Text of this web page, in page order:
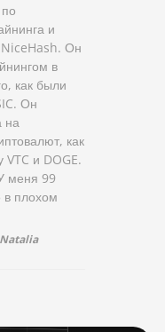
и
NiceHash. Он
в
как были
Он
на
как
VTC и DOGE.
меня 99
в плохом